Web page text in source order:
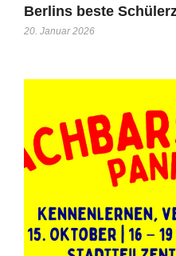
Berlins beste
20. Januar 2026